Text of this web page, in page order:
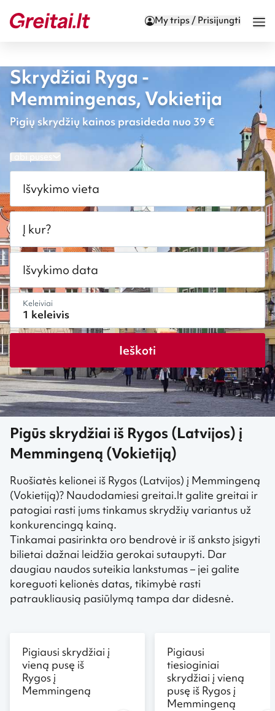
My trips / Prisijungti
Skrydžiai Ryga -
Memmingenas, Vokietija
Pigių skrydžių kainos prasideda nuo 39 €
Į abi puses
Išvykimo vieta
Į kur?
Išvykimo data
Keleiviai
Ieškoti
Pigūs skrydžiai iš Rygos (Latvijos) į
Memmingeną (Vokietiją)
Ruošiatės kelionei iš Rygos (Latvijos) į Memmingeną
(Vokietiją)? Naudodamiesi greitai.lt galite greitai ir
patogiai rasti jums tinkamus skrydžių variantus už
konkurencingą kainą.
Tinkamai pasirinkta oro bendrovė ir iš anksto įsigyti
bilietai dažnai leidžia gerokai sutaupyti. Dar
daugiau naudos suteikia lankstumas – jei galite
koreguoti kelionės datas, tikimybė rasti
patraukliausią pasiūlymą tampa dar didesnė.
Pigiausi skrydžiai į
vieną pusę iš
Rygos į
Memmingeną
Pigiausi
tiesioginiai
skrydžiai į vieną
pusę iš Rygos į
Memmingeną